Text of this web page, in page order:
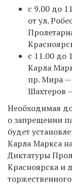
с 9.00 до
от ул.
с 11.00 до
Карла
пр. Мира —
Шахтеров
Необходимая
о запрещении
будет
Карла Маркса
Диктатуры
Красноярска и